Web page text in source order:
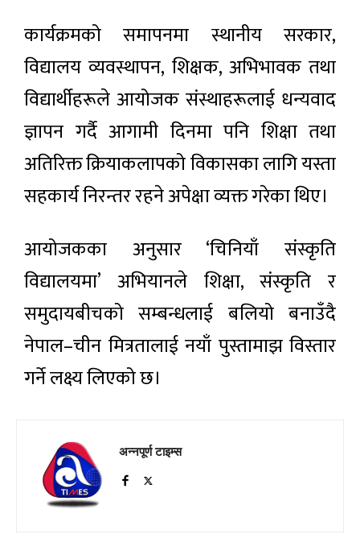
कार्यक्रमको समापनमा स्थानीय सरकार,
विद्यालय व्यवस्थापन, शिक्षक, अभिभावक तथा
विद्यार्थीहरूले आयोजक संस्थाहरूलाई धन्यवाद
ज्ञापन गर्दै आगामी दिनमा पनि शिक्षा तथा
अतिरिक्त क्रियाकलापको विकासका लागि यस्ता
सहकार्य निरन्तर रहने अपेक्षा व्यक्त गरेका थिए।
आयोजकका अनुसार ‘चिनियाँ संस्कृति
विद्यालयमा’ अभियानले शिक्षा, संस्कृति र
समुदायबीचको सम्बन्धलाई बलियो बनाउँदै
नेपाल–चीन मित्रतालाई नयाँ पुस्तामाझ विस्तार
गर्ने लक्ष्य लिएको छ।
अन्नपूर्ण टाइम्स